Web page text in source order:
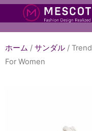
ホーム / サンダル /
For Women